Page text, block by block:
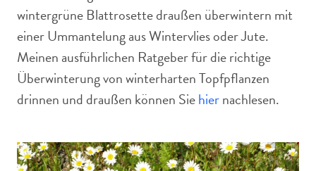
wintergrüne Blattrosette draußen überwintern mit
einer Ummantelung aus Wintervlies oder Jute.
Meinen ausführlichen Ratgeber für die richtige
Überwinterung von winterharten Topfpflanzen
drinnen und draußen können Siehiernachlesen.